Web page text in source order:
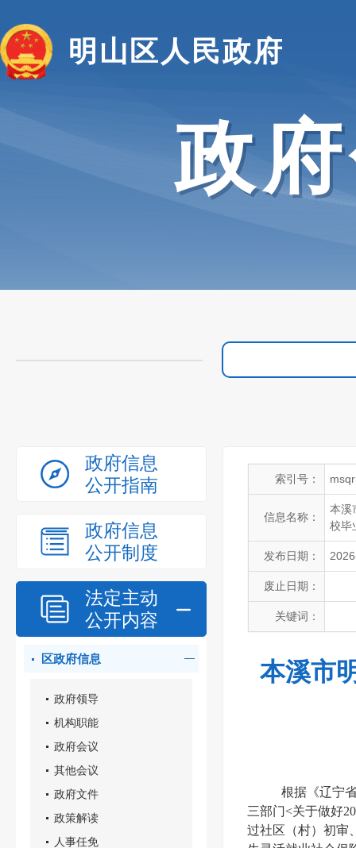
明山区人民政府
政
政府信息
公开指南
政府信息
公开制度
法定主动
公开内容
区政府信息
政府领导
机构职能
政府会议
其他会议
政府文件
政策解读
人事任免
索引号：
信息名称：
本溪
校毕
发布日期：
废止日期：
关键词：
本溪市
根据《辽宁
三部门<关于做好
过社区（村）初审